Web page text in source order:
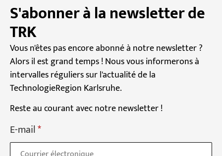
S'abonner à la newsletter de
TRK
Vous n'êtes pas encore abonné à notre newsletter ?
Alors il est grand temps ! Nous vous informerons à
intervalles réguliers sur l'actualité de la
TechnologieRegion Karlsruhe.
Reste au courant avec notre newsletter !
E-mail*